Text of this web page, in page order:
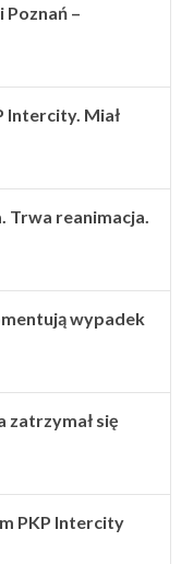
–
Intercity. Miał
Trwa reanimacja.
wypadek
zatrzymał się
PKP Intercity